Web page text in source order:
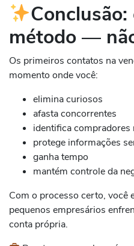
método —
Os primeiros contatos na
momento onde você:
elimina curiosos
afasta concorrentes
identifica compradores
protege informações
ganha tempo
mantém controle da
Com o processo certo, você
pequenos empresários
conta própria.